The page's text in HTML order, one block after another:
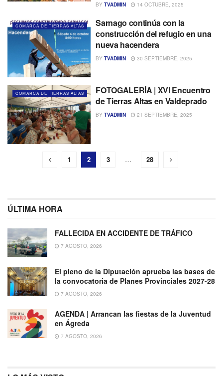
BY TVADMIN 14 OCTUBRE, 2025
COMARCA DE TIERRAS ALTAS
Sarnago continúa con la
construcción del refugio en una
nueva hacendera
BY TVADMIN 30 SEPTIEMBRE, 2025
COMARCA DE TIERRAS ALTAS
FOTOGALERÍA | XVI Encuentro
de Tierras Altas en Valdeprado
BY TVADMIN 21 SEPTIEMBRE, 2025
1 2 3 … 28
ÚLTIMA HORA
FALLECIDA EN ACCIDENTE DE TRÁFICO
7 AGOSTO, 2026
El pleno de la Diputación aprueba las bases de
la convocatoria de Planes Provinciales 2027-28
7 AGOSTO, 2026
AGENDA | Arrancan las fiestas de la Juventud
en Ágreda
7 AGOSTO, 2026